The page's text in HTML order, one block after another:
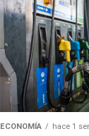
ECONOMÍA hace 1